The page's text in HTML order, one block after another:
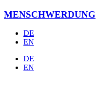
Zum
springen
MENSCHWERDUNG
DE
EN
DE
EN